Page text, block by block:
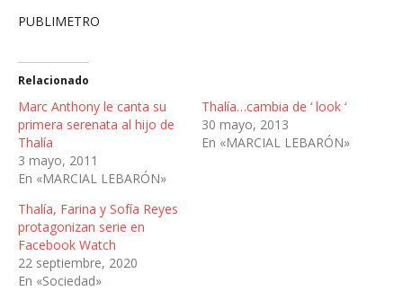
PUBLIMETRO
Relacionado
Marc Anthony le canta su
primera serenata al hijo de
Thalía
3 mayo, 2011
En «MARCIAL LEBARÓN»
Thalía…cambia de ‘ look ‘
30 mayo, 2013
En «MARCIAL LEBARÓN»
Thalía, Farina y Sofía Reyes
protagonizan serie en
Facebook Watch
22 septiembre, 2020
En «Sociedad»